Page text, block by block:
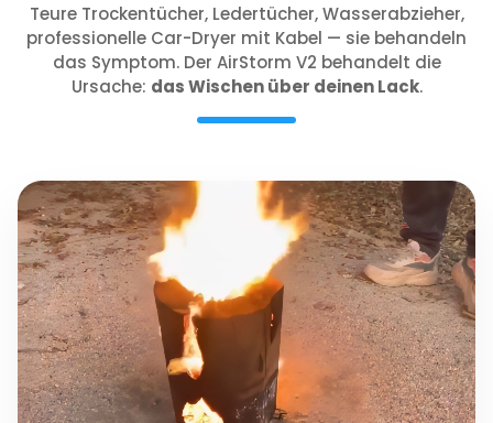
Teure Trockentücher, Ledertücher, Wasserabzieher,
professionelle Car-Dryer mit Kabel — sie behandeln
das Symptom. Der AirStorm V2 behandelt die
Ursache: das Wischen über deinen Lack.